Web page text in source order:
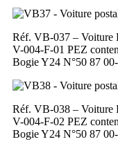
Réf. VB-037 –
V-004-F-01 PEZ
Bogie Y24 N°50 87
Réf. VB-038 –
V-004-F-02 PEZ
Bogie Y24 N°50 87